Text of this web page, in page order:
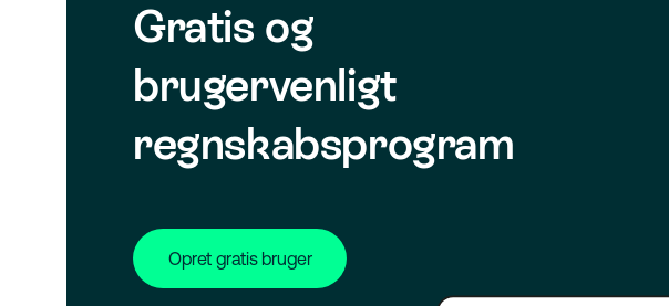
Gratis og
brugervenligt
regnskabsprogram
Opret gratis bruger